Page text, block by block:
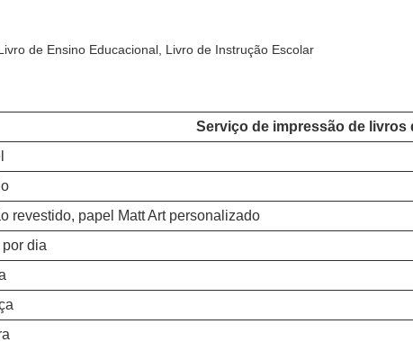
de Ensino Educacional, Livro de Instrução Escolar
Serviço de impressão de livros
revestido, papel Matt Art personalizado
dia